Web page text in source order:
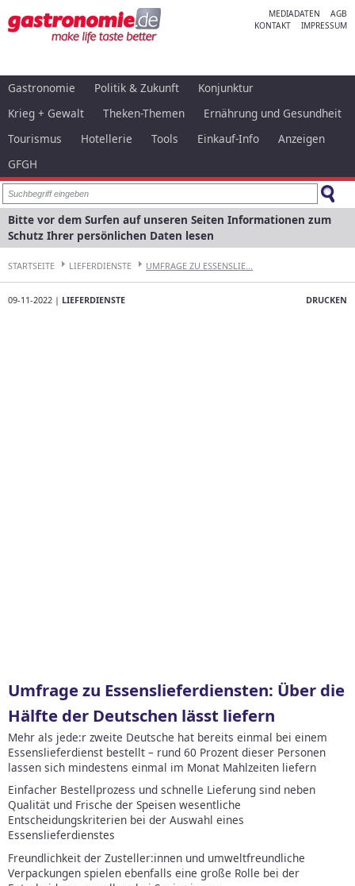
MEDIADATEN
AGB
KONTAKT
IMPRESSUM
Gastronomie Politik & Zukunft
Konjunktur
Krieg + Gewalt
Theken-Themen
Ernährung und Gesundheit
Tourismus
Hotellerie Tools Einkauf-Info
Anzeigen
GFGH
Bitte vor dem Surfen auf unseren Seiten Informationen zum
Schutz Ihrer persönlichen Daten lesen
STARTSEITE LIEFERDIENSTE UMFRAGE ZU ESSENSLIE...
DRUCKEN
09-11-2022 | LIEFERDIENSTE
Umfrage zu Essenslieferdiensten: Über die
Hälfte der Deutschen lässt liefern
Mehr als jede:r zweite Deutsche hat bereits einmal bei einem
Essenslieferdienst bestellt – rund 60 Prozent dieser Personen
lassen sich mindestens einmal im Monat Mahlzeiten liefern
Einfacher Bestellprozess und schnelle Lieferung sind neben
Qualität und Frische der Speisen wesentliche
Entscheidungskriterien bei der Auswahl eines
Essenslieferdienstes
Freundlichkeit der Zusteller:innen und umweltfreundliche
Verpackungen spielen ebenfalls eine große Rolle bei der